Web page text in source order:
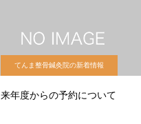
てんま整骨鍼灸院の新着情報
来年度からの予約について